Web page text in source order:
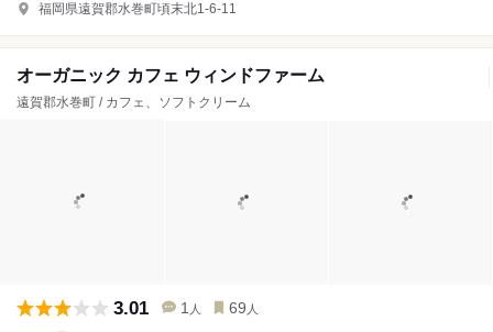
福岡県遠賀郡水巻町頃末北1-6-11
オーガニック カフェ ウィンドファーム
遠賀郡水巻町 / カフェ、ソフトクリーム
3.01 1 人 69 人